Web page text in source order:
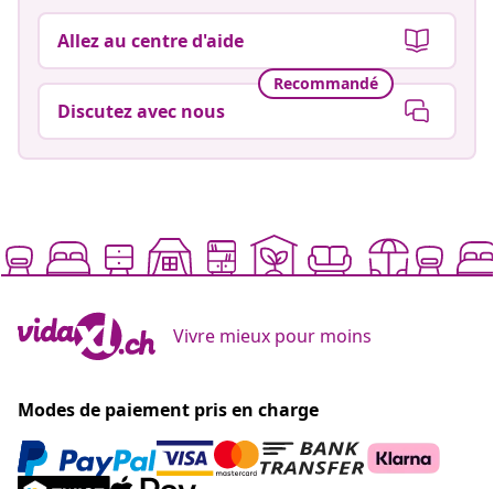
Allez au centre d'aide
Recommandé
Discutez avec nous
Vivre mieux pour moins
Modes de paiement pris en charge